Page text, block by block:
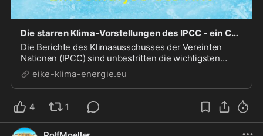
Die starren Klima-Vorstellungen des IPCC - ein CLINTEL-Buch! - EIKE - Europäisches Institut für Klima & Energie
Die Berichte des Klimaausschusses der Vereinten
Nationen (IPCC) sind unbestritten die wichtigsten
Dokumente für die internationale Klimapolitik. Alle
Länder der Welt richten ihre Klimapolitik auf deren
Ergebnisse aus. Die Clintel Foundation, gegründe...
eike-klima-energie.eu
4 1